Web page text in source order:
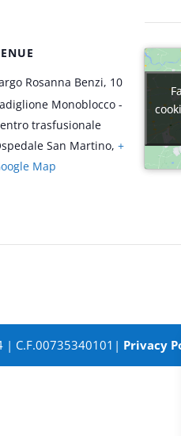
Rosanna Benzi, 10
Monoblocco -
trasfusionale
San Martino, +
Map
| C.F.00735340101| Privacy